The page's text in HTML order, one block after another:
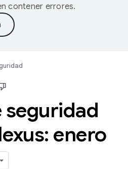
contener errores.
seguridad
enero